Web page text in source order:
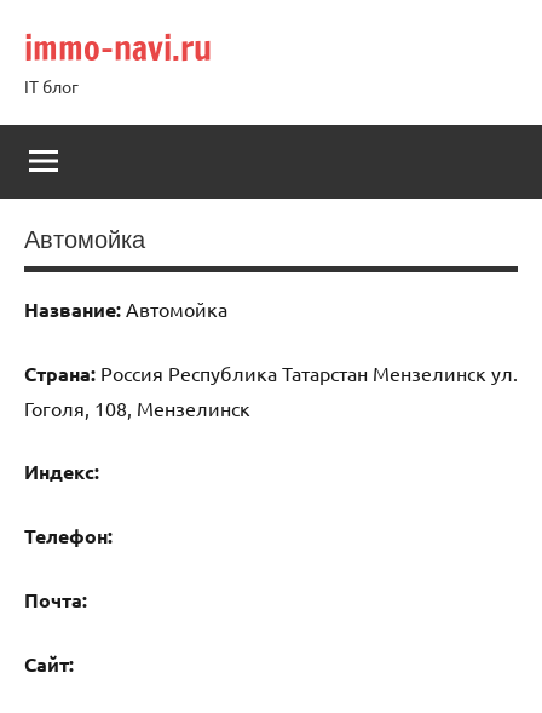
содержимому
immo-navi.ru
IT блог
Автомойка
Название: Автомойка
Страна: Россия Республика Татарстан Мензелинск ул.
Гоголя, 108, Мензелинск
Индекс:
Телефон:
Почта:
Cайт: